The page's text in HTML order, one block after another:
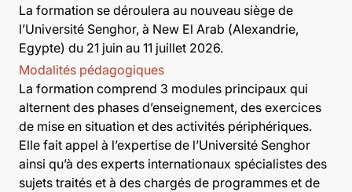
La formation se déroulera au nouveau siège de
l’Université Senghor, à New El Arab (Alexandrie,
Egypte) du 21 juin au 11 juillet 2026.
Modalités pédagogiques
La formation comprend 3 modules principaux qui
alternent des phases d’enseignement, des exercices
de mise en situation et des activités périphériques.
Elle fait appel à l’expertise de l’Université Senghor
ainsi qu’à des experts internationaux spécialistes des
sujets traités et à des chargés de programmes et de